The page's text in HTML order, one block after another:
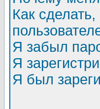
Как
Я забыл
Я
Я был